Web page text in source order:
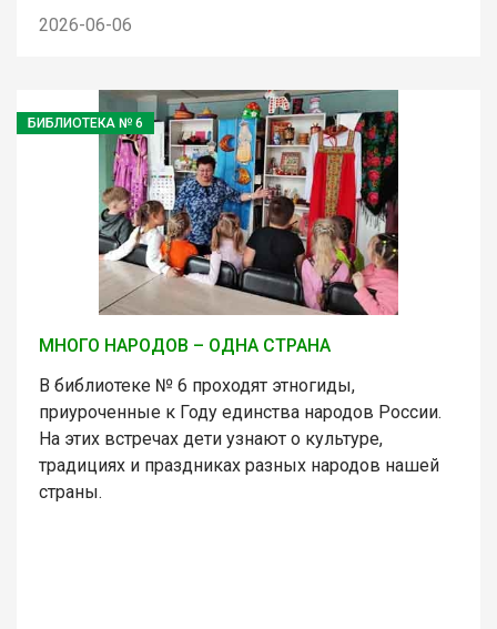
2026-06-06
БИБЛИОТЕКА № 6
МНОГО НАРОДОВ – ОДНА СТРАНА
В библиотеке № 6 проходят этногиды,
приуроченные к Году единства народов России.
На этих встречах дети узнают о культуре,
традициях и праздниках разных народов нашей
страны.